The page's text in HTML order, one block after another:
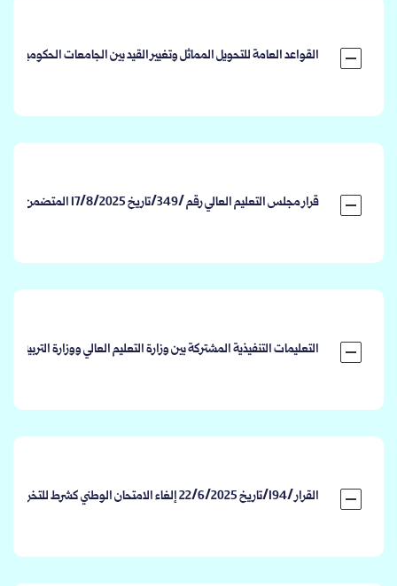
القواعد العامة للتحويل المماثل وتغيير القيد بين الجامعات الحكومية السورية وفق
قرار مجلس التعليم العالي رقم /349/تاريخ 17/8/2025 المتضمن الغاء اختبارات القبول للعام الدراسي 2025/2026 باستثناء بعض الكليات
التعليمات التنفيذية المشتركة بين وزارة التعليم العالي ووزارة التربية
القرار /194/تاريخ 22/6/2025 إلغاء الامتحان الوطني كشرط للتخرج